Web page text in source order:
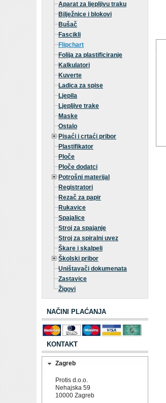
Aparat za ljepljivu traku
Bilježnice i blokovi
Bušač
Fascikli
Flipchart
Folija za plastificiranje
Kalkulatori
Kuverte
Ladica za spise
Ljepila
Ljepljive trake
Maske
Ostalo
Pisaći i crtaći pribor
Plastifikator
Ploče
Ploče dodatci
Potrošni materijal
Registratori
Rezač za papir
Rukavice
Spajalice
Stroj za spajanje
Stroj za spiralni uvez
Škare i skalpeli
Školski pribor
Uništavači dokumenata
Zastavice
Žigovi
NAČINI PLAĆANJA
KONTAKT
Zagreb
Protis d.o.o.
Nehajska 59
10000 Zagreb